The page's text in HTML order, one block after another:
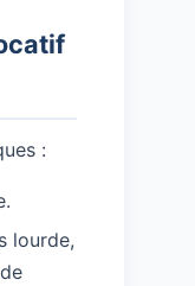
:
lourde,